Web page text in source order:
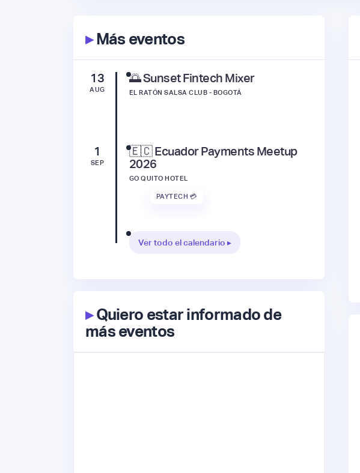
▸Más eventos
13
AUG
🌅 Sunset Fintech Mixer
EL RATÓN SALSA CLUB - BOGOTÁ
1
SEP
🇪🇨 Ecuador Payments Meetup
2026
GO QUITO HOTEL
PAYTECH 💳
Ver todo el calendario ▸
▸Quiero estar informado de
más eventos